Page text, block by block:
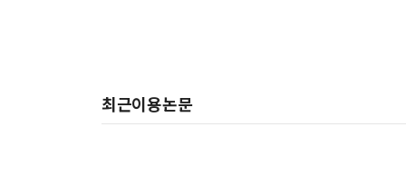
The Dead and Dying Body of Addie Bundren: A
최근이용논문